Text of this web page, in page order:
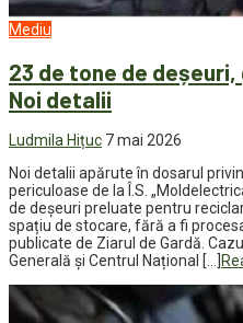
Mediu
23 de tone de
Noi detalii
Ludmila Hițuc 7 mai 2026
Noi detalii apărute în dosarul
periculoase de la Î.S.
de deșeuri preluate pentru
spațiu de stocare, fără a fi
publicate de Ziarul de Gardă.
Generală și Centrul Național […]